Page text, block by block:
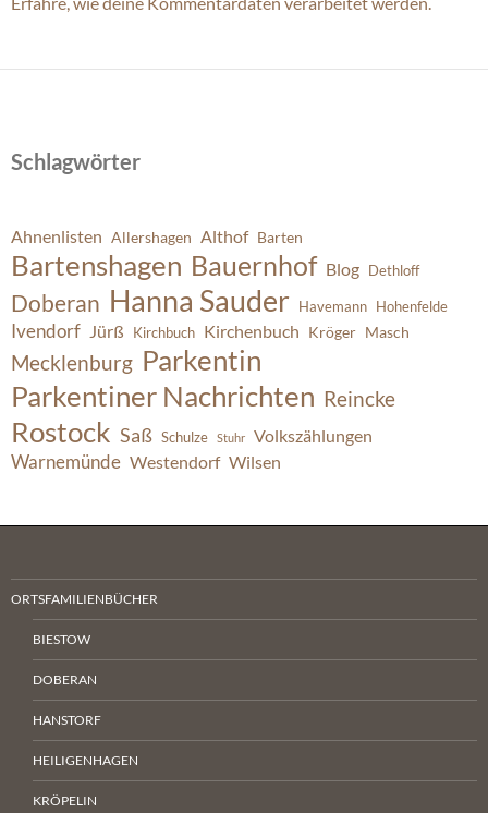
Schlagwörter
Ahnenlisten Allershagen Althof Barten
Bartenshagen Bauernhof Blog Dethloff
Doberan Hanna Sauder Havemann Hohenfelde
Ivendorf Jürß Kirchbuch Kirchenbuch Kröger Masch
Mecklenburg Parkentin
Parkentiner Nachrichten Reincke
Rostock Saß Schulze Stuhr Volkszählungen
Warnemünde Westendorf Wilsen
ORTSFAMILIENBÜCHER
BIESTOW
DOBERAN
HANSTORF
HEILIGENHAGEN
KRÖPELIN